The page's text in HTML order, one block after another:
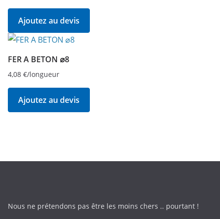
Ajoutez au devis
FER A BETON ⌀8
4,08 €/longueur
Ajoutez au devis
Nous ne prétendons pas être les moins chers .. pourtant !